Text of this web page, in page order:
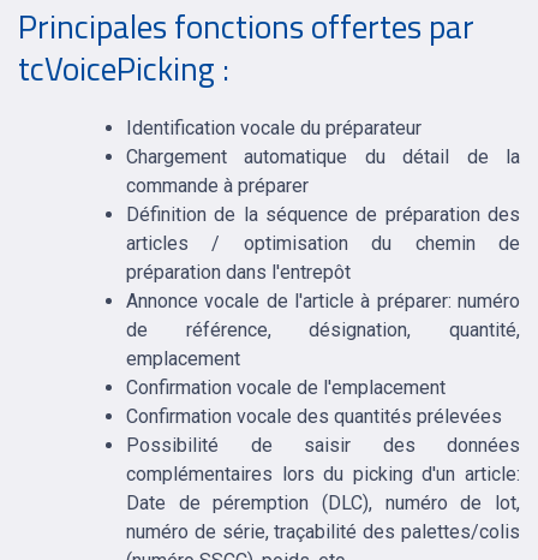
Principales fonctions offertes par
tcVoicePicking :
Identification vocale du préparateur
Chargement automatique du détail de la
commande à préparer
Définition de la séquence de préparation des
articles / optimisation du chemin de
préparation dans l'entrepôt
Annonce vocale de l'article à préparer: numéro
de référence, désignation, quantité,
emplacement
Confirmation vocale de l'emplacement
Confirmation vocale des quantités prélevées
Possibilité de saisir des données
complémentaires lors du picking d'un article:
Date de péremption (DLC), numéro de lot,
numéro de série, traçabilité des palettes/colis